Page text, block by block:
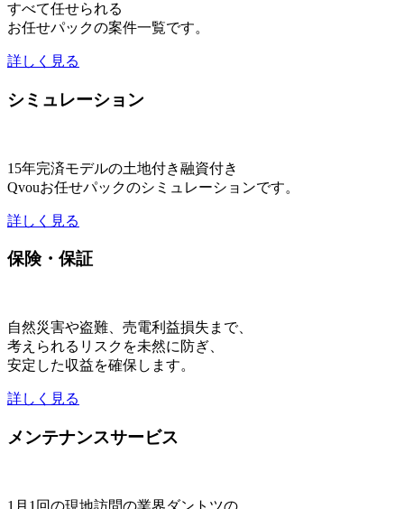
すべて任せられる
お任せパックの案件一覧です。
詳しく見る
シミュレーション
15年完済モデルの土地付き融資付き
Qvouお任せパックのシミュレーションです。
詳しく見る
保険・保証
自然災害や盗難、売電利益損失まで、
考えられるリスクを未然に防ぎ、
安定した収益を確保します。
詳しく見る
メンテナンスサービス
1月1回の現地訪問の業界ダントツの